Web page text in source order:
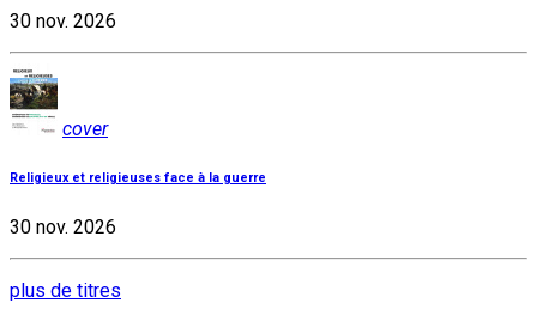
30 nov. 2026
cover
Religieux et religieuses face à la guerre
30 nov. 2026
plus de titres